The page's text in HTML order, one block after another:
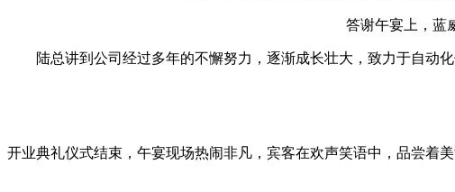
答谢午宴上，蓝
陆总讲到公司经过多年的不懈努力，逐渐成长壮大，致力于自动
开业典礼仪式结束，午宴现场热闹非凡，宾客在欢声笑语中，品尝着